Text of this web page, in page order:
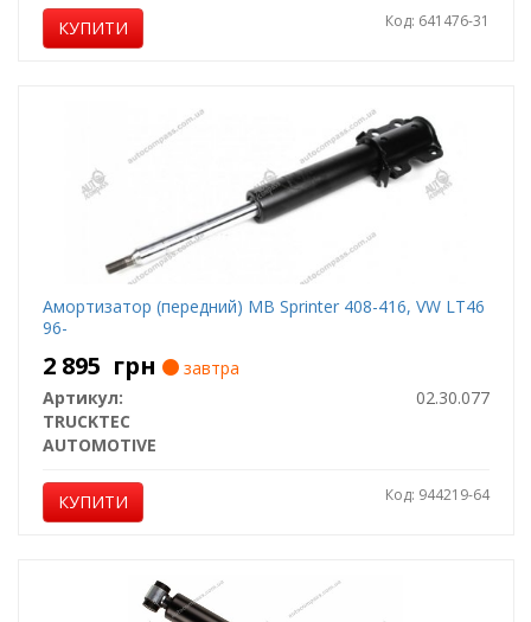
КУПИТИ Код: 641476-31
Амортизатор (передний) MB Sprinter 408-416, VW LT46
96-
2 895 грн
завтра
Артикул:
02.30.077
TRUCKTEC
AUTOMOTIVE
КУПИТИ Код: 944219-64